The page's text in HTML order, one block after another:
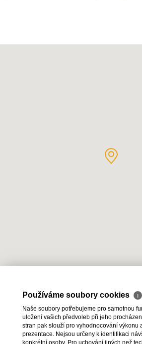
2026 © HESTIA Group s.r.o.,
Používáme soubory cookies ℹ
Naše soubory potřebujeme pro samotnou
uložení vašich předvoleb při jeho
stran pak slouží pro vyhodnocování výkonu
prezentace. Nejsou určeny k identifikaci
konkrétní osoby. Pro uchování jiných než